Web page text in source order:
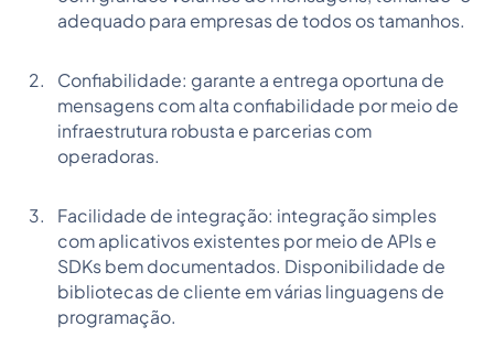
adequado para empresas de todos os tamanhos.
Confiabilidade: garante a entrega oportuna de
mensagens com alta confiabilidade por meio de
infraestrutura robusta e parcerias com
operadoras.
Facilidade de integração: integração simples
com aplicativos existentes por meio de APIs e
SDKs bem documentados. Disponibilidade de
bibliotecas de cliente em várias linguagens de
programação.